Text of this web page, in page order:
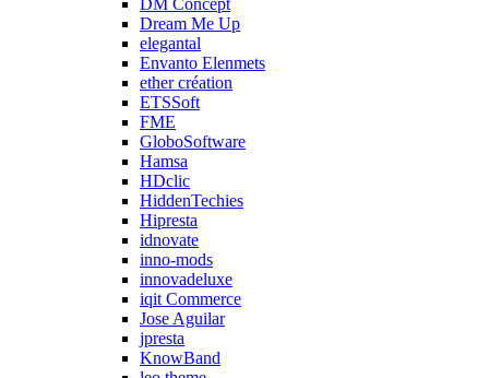
Dream Me Up
elegantal
Envanto Elenmets
ether création
ETSSoft
FME
GloboSoftware
Hamsa
HDclic
HiddenTechies
Hipresta
idnovate
inno-mods
innovadeluxe
iqit Commerce
Jose Aguilar
jpresta
KnowBand